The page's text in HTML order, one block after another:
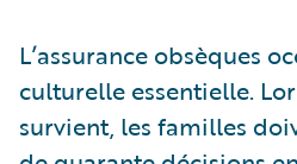
L’assurance obsèques
culturelle essentielle.
survient, les familles